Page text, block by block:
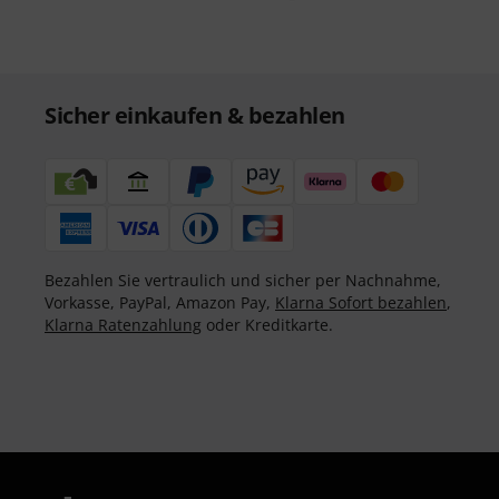
Sicher einkaufen & bezahlen
Bezahlen Sie vertraulich und sicher per Nachnahme,
Vorkasse, PayPal, Amazon Pay, Klarna Sofort bezahlen,
Klarna Ratenzahlung oder Kreditkarte.